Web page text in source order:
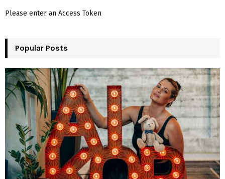
Please enter an Access Token
Popular Posts